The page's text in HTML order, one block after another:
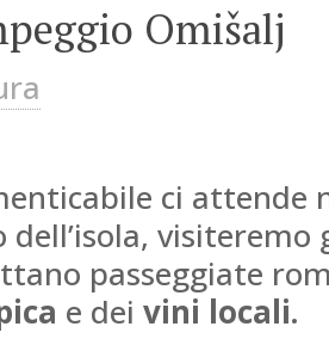
Omišalj
ci attende
visiteremo
passeggiate
e deivini locali.